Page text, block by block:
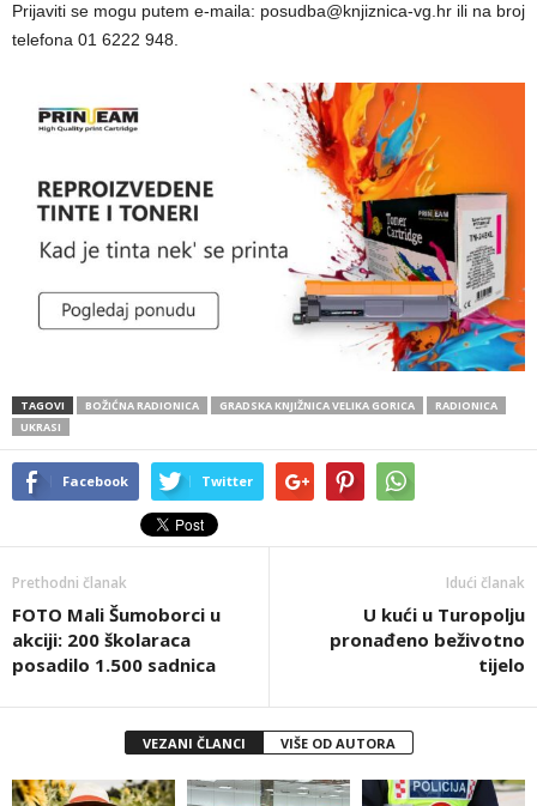
Prijaviti se mogu putem e-maila: posudba@knjiznica-vg.hr ili na broj
telefona 01 6222 948.
TAGOVI BOŽIĆNA RADIONICA GRADSKA KNJIŽNICA VELIKA GORICA
RADIONICA
UKRASI
Facebook Twitter
Prethodni članak
FOTO Mali Šumoborci u
akciji: 200 školaraca
posadilo 1.500 sadnica
Idući članak
U kući u Turopolju
pronađeno beživotno
tijelo
VEZANI ČLANCI VIŠE OD AUTORA